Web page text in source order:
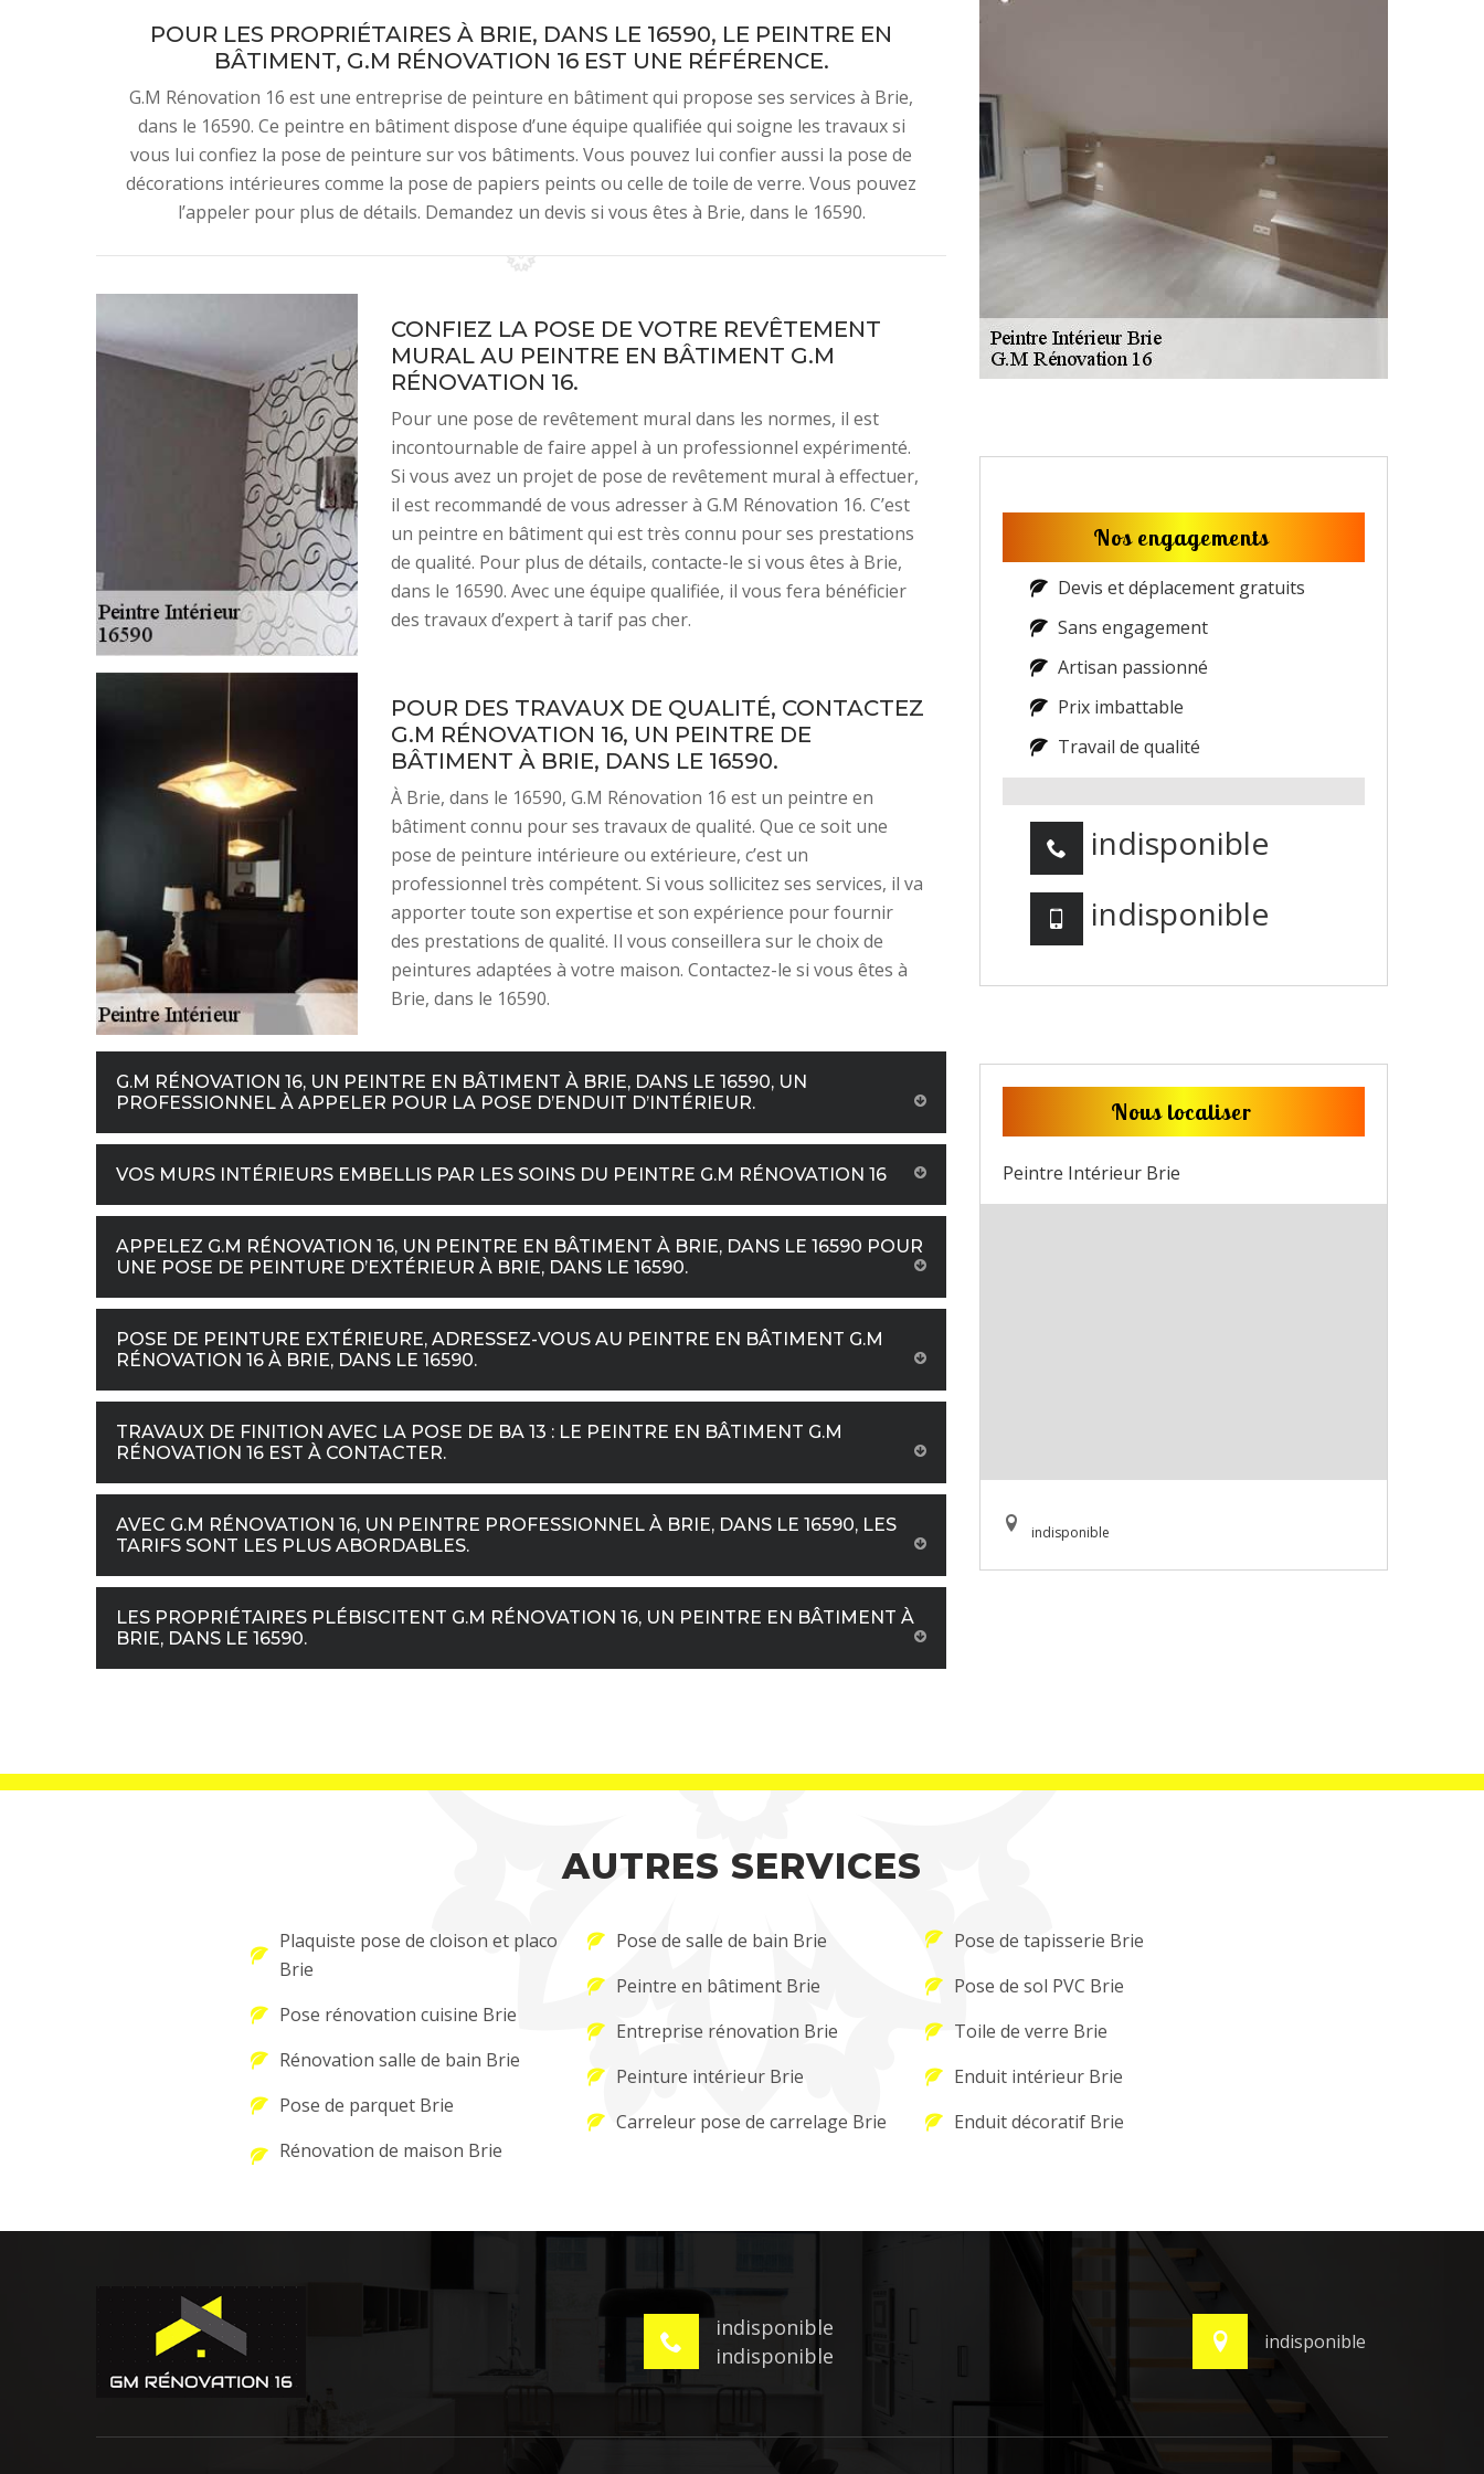
POUR LES PROPRIÉTAIRES À BRIE, DANS LE 16590, LE PEINTRE EN
BÂTIMENT, G.M RÉNOVATION 16 EST UNE RÉFÉRENCE.
G.M Rénovation 16 est une entreprise de peinture en bâtiment qui propose ses services à Brie,
dans le 16590. Ce peintre en bâtiment dispose d’une équipe qualifiée qui soigne les travaux si
vous lui confiez la pose de peinture sur vos bâtiments. Vous pouvez lui confier aussi la pose de
décorations intérieures comme la pose de papiers peints ou celle de toile de verre. Vous pouvez
l’appeler pour plus de détails. Demandez un devis si vous êtes à Brie, dans le 16590.
CONFIEZ LA POSE DE VOTRE REVÊTEMENT
MURAL AU PEINTRE EN BÂTIMENT G.M
RÉNOVATION 16.
Pour une pose de revêtement mural dans les normes, il est
incontournable de faire appel à un professionnel expérimenté.
Si vous avez un projet de pose de revêtement mural à effectuer,
il est recommandé de vous adresser à G.M Rénovation 16. C’est
un peintre en bâtiment qui est très connu pour ses prestations
de qualité. Pour plus de détails, contacte-le si vous êtes à Brie,
dans le 16590. Avec une équipe qualifiée, il vous fera bénéficier
des travaux d’expert à tarif pas cher.
POUR DES TRAVAUX DE QUALITÉ, CONTACTEZ
G.M RÉNOVATION 16, UN PEINTRE DE
BÂTIMENT À BRIE, DANS LE 16590.
À Brie, dans le 16590, G.M Rénovation 16 est un peintre en
bâtiment connu pour ses travaux de qualité. Que ce soit une
pose de peinture intérieure ou extérieure, c’est un
professionnel très compétent. Si vous sollicitez ses services, il va
apporter toute son expertise et son expérience pour fournir
des prestations de qualité. Il vous conseillera sur le choix de
peintures adaptées à votre maison. Contactez-le si vous êtes à
Brie, dans le 16590.
G.M RÉNOVATION 16, UN PEINTRE EN BÂTIMENT À BRIE, DANS LE 16590, UN
PROFESSIONNEL À APPELER POUR LA POSE D’ENDUIT D’INTÉRIEUR.
VOS MURS INTÉRIEURS EMBELLIS PAR LES SOINS DU PEINTRE G.M RÉNOVATION 16
APPELEZ G.M RÉNOVATION 16, UN PEINTRE EN BÂTIMENT À BRIE, DANS LE 16590 POUR
UNE POSE DE PEINTURE D’EXTÉRIEUR À BRIE, DANS LE 16590.
POSE DE PEINTURE EXTÉRIEURE, ADRESSEZ-VOUS AU PEINTRE EN BÂTIMENT G.M
RÉNOVATION 16 À BRIE, DANS LE 16590.
TRAVAUX DE FINITION AVEC LA POSE DE BA 13 : LE PEINTRE EN BÂTIMENT G.M
RÉNOVATION 16 EST À CONTACTER.
AVEC G.M RÉNOVATION 16, UN PEINTRE PROFESSIONNEL À BRIE, DANS LE 16590, LES
TARIFS SONT LES PLUS ABORDABLES.
LES PROPRIÉTAIRES PLÉBISCITENT G.M RÉNOVATION 16, UN PEINTRE EN BÂTIMENT À
BRIE, DANS LE 16590.
Nos engagements
Devis et déplacement gratuits
Sans engagement
Artisan passionné
Prix imbattable
Travail de qualité
indisponible
indisponible
Nous localiser
Peintre Intérieur Brie
indisponible
AUTRES SERVICES
Plaquiste pose de cloison et placo
Brie
Pose rénovation cuisine Brie
Rénovation salle de bain Brie
Pose de parquet Brie
Rénovation de maison Brie
Pose de salle de bain Brie
Peintre en bâtiment Brie
Entreprise rénovation Brie
Peinture intérieur Brie
Carreleur pose de carrelage Brie
Pose de tapisserie Brie
Pose de sol PVC Brie
Toile de verre Brie
Enduit intérieur Brie
Enduit décoratif Brie
indisponible
indisponible
indisponible